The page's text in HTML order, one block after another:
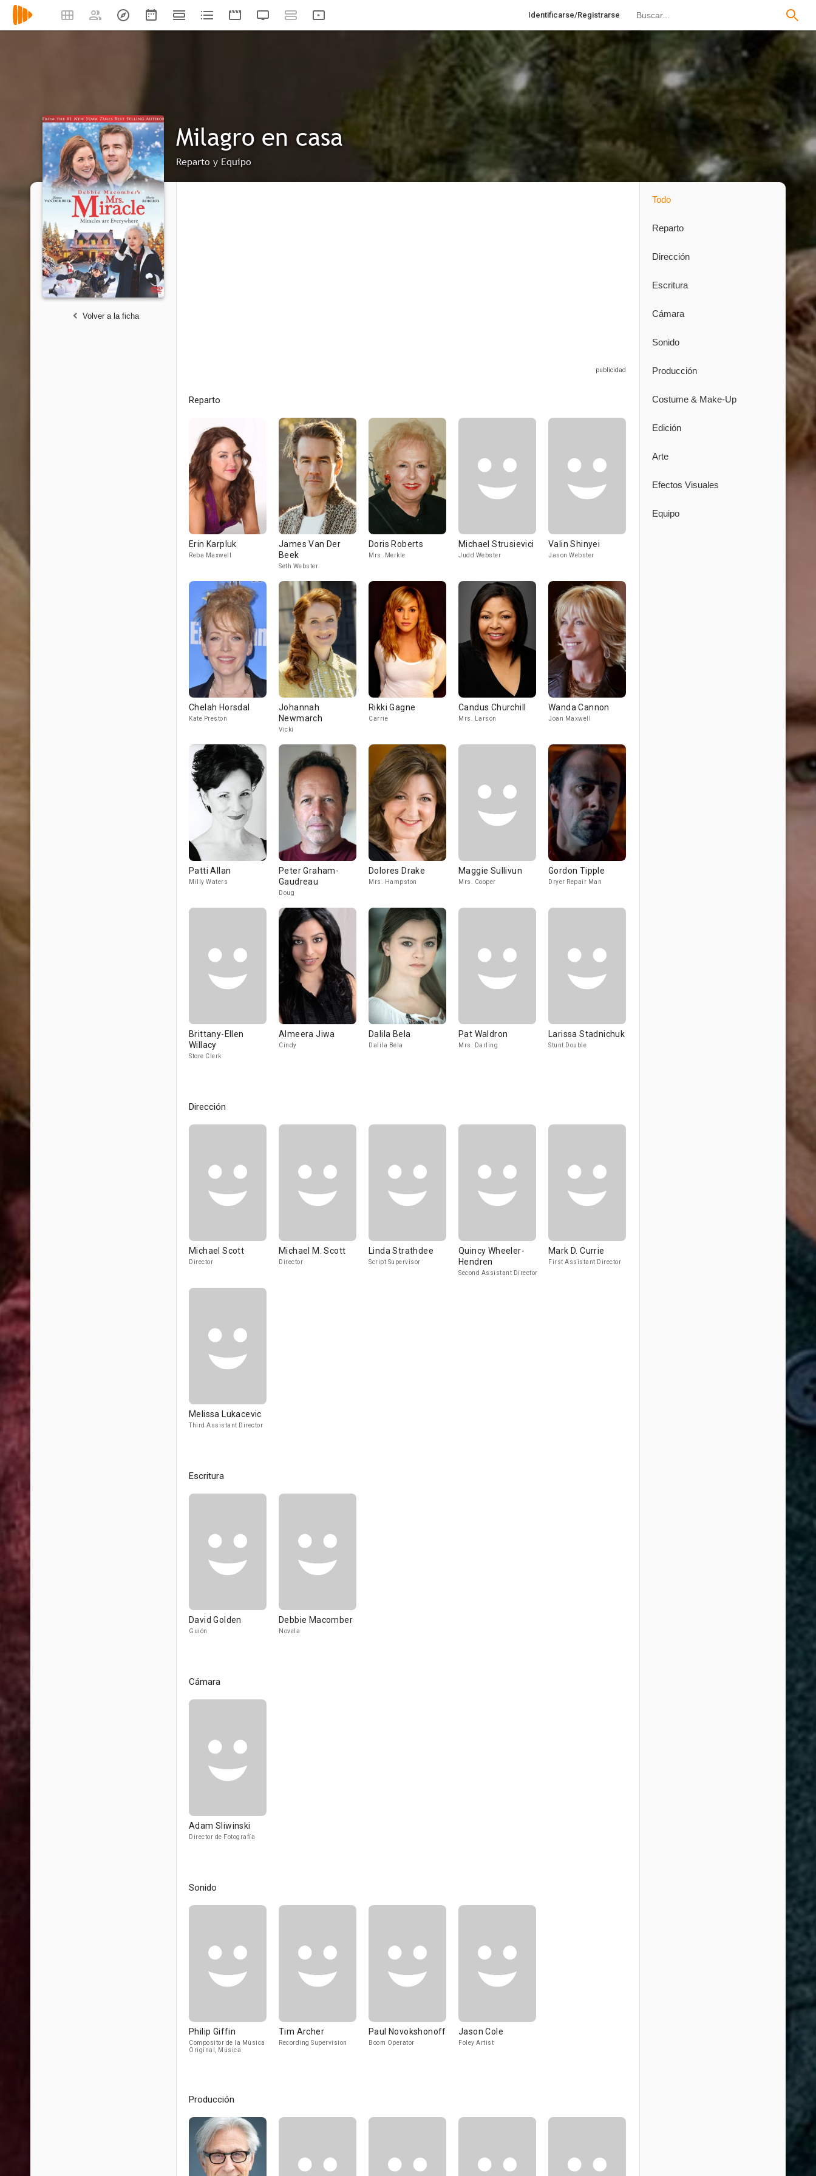
Identificarse/Registrarse
Milagro en casa
Reparto y Equipo
Volver a la ficha
Reparto
Erin Karpluk
Reba Maxwell
James Van Der
Beek
Seth Webster
Doris Roberts
Mrs. Merkle
Michael Strusievici
Judd Webster
Valin Shinyei
Jason Webster
Chelah Horsdal
Kate Preston
Johannah
Newmarch
Vicki
Rikki Gagne
Carrie
Candus Churchill
Mrs. Larson
Wanda Cannon
Joan Maxwell
Patti Allan
Milly Waters
Peter Graham-
Gaudreau
Doug
Dolores Drake
Mrs. Hampston
Maggie Sullivun
Mrs. Cooper
Gordon Tipple
Dryer Repair Man
Brittany-Ellen
Willacy
Store Clerk
Almeera Jiwa
Cindy
Dalila Bela
Dalila Bela
Pat Waldron
Mrs. Darling
Larissa Stadnichuk
Stunt Double
Dirección
Michael Scott
Director
Michael M. Scott
Director
Linda Strathdee
Script Supervisor
Quincy Wheeler-
Hendren
Second Assistant Director
Mark D. Currie
First Assistant Director
Melissa Lukacevic
Third Assistant Director
Escritura
David Golden
Guión
Debbie Macomber
Novela
Cámara
Adam Sliwinski
Director de Fotografía
Sonido
Philip Giffin
Compositor de la Música
Original, Música
Tim Archer
Recording Supervision
Paul Novokshonoff
Boom Operator
Jason Cole
Foley Artist
Producción
Todo
Reparto
Dirección
Escritura
Cámara
Sonido
Producción
Costume & Make-Up
Edición
Arte
Efectos Visuales
Equipo